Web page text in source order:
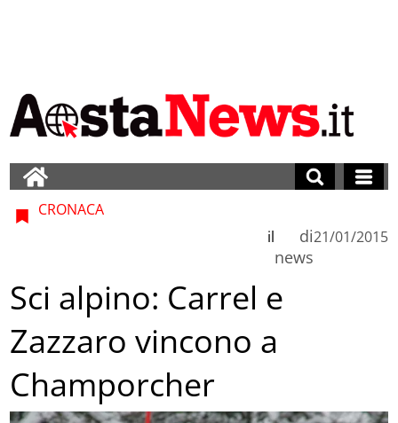
CRONACA
di
news
il 21/01/2015
Sci alpino: Carrel e
Zazzaro vincono a
Champorcher